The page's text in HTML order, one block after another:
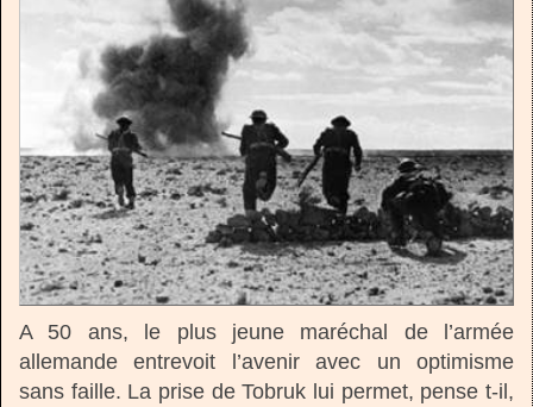
A 50 ans, le plus jeune maréchal de l’armée
allemande entrevoit l’avenir avec un optimisme
sans faille. La prise de Tobruk lui permet, pense t-il,